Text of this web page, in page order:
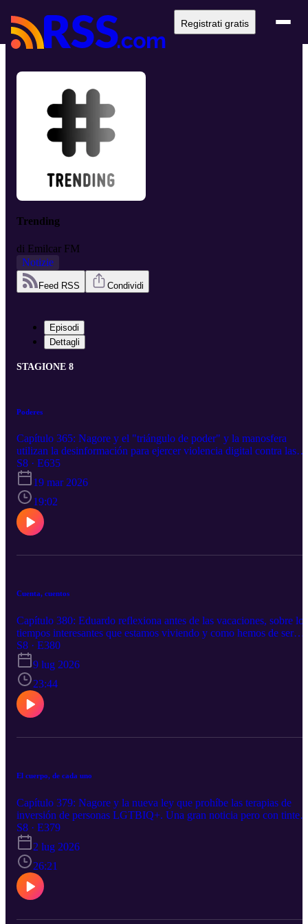
Registrati gratis
Trending
di Emilcar FM
Notizie
Feed RSS Condividi
Episodi
Dettagli
STAGIONE 8
Poderes
Capítulo 365: Nagore y el "triángulo de poder" y la manosfera
utilizan la desinformación para ejercer violencia digital contra las
mujeres en la esfera pública. Pedro con Vox, que ha decidido
cobrarse las piezas en lote. Tras una pausa táctica en Extremadura y
Aragón, esperando pacientemente el desenlace electoral en Castilla
y León, han puesto sobre la mesa de Génova un trágala histórico:
una coalición a tres bandas. Podéis contactar con nosotros a través
de X en @trendingpod https://twitter.com/trendingpod o por correo
electrónico a trending@emilcar.fm.
S8 · E635
19 mar 2026
19:02
Cuenta, cuentos
Capítulo 380: Eduardo reflexiona antes de las vacaciones, sobre los
tiempos interesantes que estamos viviendo y como hemos de ser
optimistas, hasta se atreve a predecir el campeón del Mundial 2026.
Manuel nos da un regalo para el verano, un cuento, un proyecto,
una vida. Gracias por una temporada al otro lado de este podcast.
Feliz verano Podéis contactar con nosotros a través de X en
@trendingpod https://twitter.com/trendingpod o por correo
electrónico a trending@emilcar.fm.
S8 · E380
9 lug 2026
23:44
El cuerpo, de cada uno
Capítulo 379: Nagore y la nueva ley que prohíbe las terapias de
inversión de personas LGTBIQ+. Una gran noticia pero con tintes
matices. Manuel se lanza al informe de Itermón Oxfam sobre
juventud, vivienda y salud mental. Eduardo termina con los
problemas que se está encontrando Putin por la Guerra de Ucrania.
Podéis contactar con nosotros a través de X en @trendingpod
https://twitter.com/trendingpod o por correo electrónico a
trending@emilcar.fm
S8 · E379
2 lug 2026
26:21